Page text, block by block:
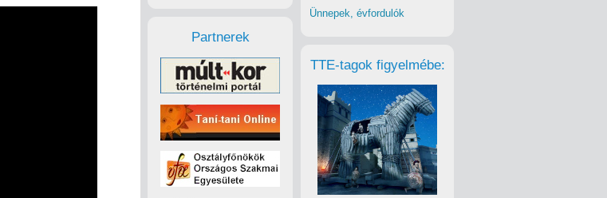
Ünnepek, évfordulók
TTE-tagok figyelmébe:
Partnerek